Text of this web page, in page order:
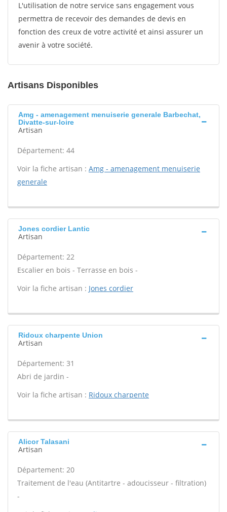
L'utilisation de notre service sans engagement vous
permettra de recevoir des demandes de devis en
fonction des creux de votre activité et ainsi assurer un
avenir à votre société.
Artisans Disponibles
Amg - amenagement menuiserie generale Barbechat,
Divatte-sur-loire
Artisan
Département: 44
Voir la fiche artisan : Amg - amenagement menuiserie
generale
Jones cordier Lantic
Artisan
Département: 22
Escalier en bois - Terrasse en bois -
Voir la fiche artisan : Jones cordier
Ridoux charpente Union
Artisan
Département: 31
Abri de jardin -
Voir la fiche artisan : Ridoux charpente
Alicor Talasani
Artisan
Département: 20
Traitement de l'eau (Antitartre - adoucisseur - filtration)
-